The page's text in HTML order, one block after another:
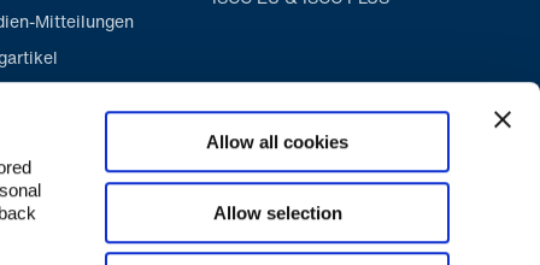
Allow all cookies
Allow selection
Mitteilungen